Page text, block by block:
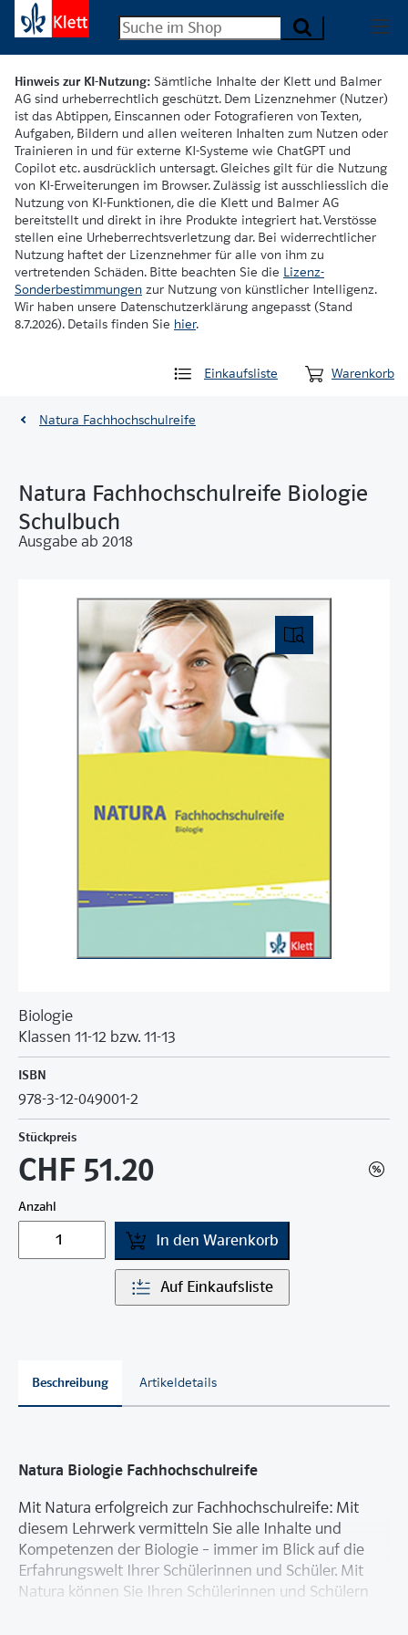
Hinweis zur KI-Nutzung: Sämtliche Inhalte der Klett und Balmer
AG sind urheberrechtlich geschützt. Dem Lizenznehmer (Nutzer)
ist das Abtippen, Einscannen oder Fotografieren von Texten,
Aufgaben, Bildern und allen weiteren Inhalten zum Nutzen oder
Trainieren in und für externe KI-Systeme wie ChatGPT und
Copilot etc. ausdrücklich untersagt. Gleiches gilt für die Nutzung
von KI-Erweiterungen im Browser. Zulässig ist ausschliesslich die
Nutzung von KI-Funktionen, die die Klett und Balmer AG
bereitstellt und direkt in ihre Produkte integriert hat. Verstösse
stellen eine Urheberrechtsverletzung dar. Bei widerrechtlicher
Nutzung haftet der Lizenznehmer für alle von ihm zu
vertretenden Schäden. Bitte beachten Sie die Lizenz-
Sonderbestimmungen zur Nutzung von künstlicher Intelligenz.
Wir haben unsere Datenschutzerklärung angepasst (Stand
8.7.2026). Details finden Sie hier.
Einkaufsliste Warenkorb
Natura Fachhochschulreife
Natura Fachhochschulreife Biologie
Schulbuch
Ausgabe ab 2018
Biologie
Klassen 11-12 bzw. 11-13
ISBN
978-3-12-049001-2
Stückpreis
CHF 51.20
Anzahl
In den Warenkorb
Auf Einkaufsliste
Beschreibung Artikeldetails
Natura Biologie Fachhochschulreife
Mit Natura erfolgreich zur Fachhochschulreife: Mit
diesem Lehrwerk vermitteln Sie alle Inhalte und
Kompetenzen der Biologie – immer im Blick auf die
Erfahrungswelt Ihrer Schülerinnen und Schüler. Mit
Natura können Sie Ihren Schülerinnen und Schülern